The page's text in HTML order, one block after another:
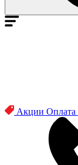
Акции Оплата